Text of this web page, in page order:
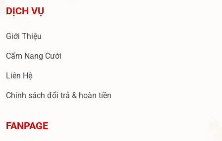
DỊCH VỤ
Giới Thiệu
Cẩm Nang Cưới
Liên Hệ
Chính sách đổi trả & hoàn tiền
FANPAGE